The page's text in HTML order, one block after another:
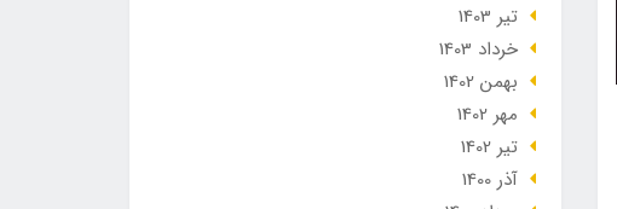
تير 1403
خرداد 1403
بهمن 1402
مهر 1402
تير 1402
آذر 1400